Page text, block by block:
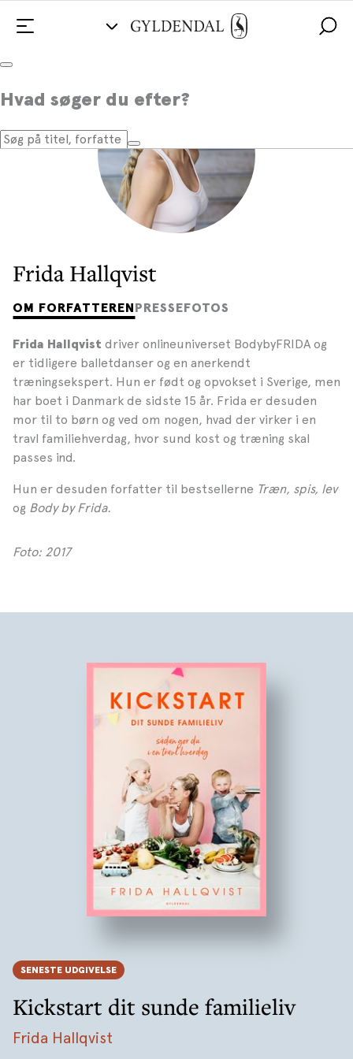
Hvad søger du efter?
Frida Hallqvist
OM FORFATTERENPRESSEFOTOS
Frida Hallqvist driver onlineuniverset BodybyFRIDA og
er tidligere balletdanser og en anerkendt
træningsekspert. Hun er født og opvokset i Sverige, men
har boet i Danmark de sidste 15 år. Frida er desuden
mor til to børn og ved om nogen, hvad der virker i en
travl familiehverdag, hvor sund kost og træning skal
passes ind.
Hun er desuden forfatter til bestsellerne Træn, spis, lev
og Body by Frida.
Foto: 2017
SENESTE UDGIVELSE
Kickstart dit sunde familieliv
Frida Hallqvist